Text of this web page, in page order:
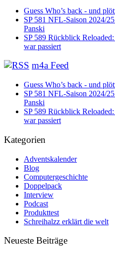
Guess Who’s back - und
SP 581 NFL-Saison 2024/
Panski
SP 589 Rückblick
war passiert
m4a Feed
Guess Who’s back - und
SP 581 NFL-Saison 2024/
Panski
SP 589 Rückblick
war passiert
Kategorien
Adventskalender
Blog
Computergeschichte
Doppelpack
Interview
Podcast
Produkttest
Schreihalzz erklärt die welt
Neueste Beiträge